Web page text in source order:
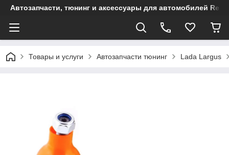
Автозапчасти, тюнинг и аксессуары для автомобилей
Товары и услуги Автозапчасти тюнинг Lada Largus